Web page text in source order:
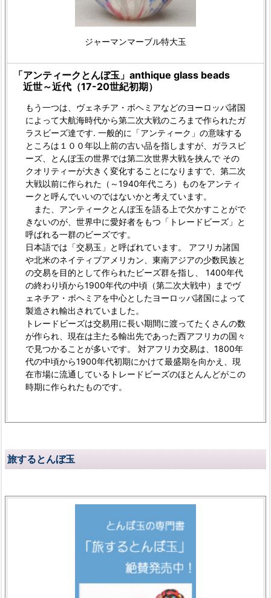
ジャーマンマーブル特大玉
「アンティークとんぼ玉」anthique glass beads
近世～近代（17-20世紀初期）
もう一つは、ヴェネチア・ボヘミアなどのヨーロッパ諸国
によって大航海時代から第二次大戦のころまで作られたガ
ラスビーズ達です. 一般的に「アンティーク」の意味する
ところは１００年以上前の古い品を指しますが、ガラスビ
ーズ、とんぼ玉の世界では第二次世界大戦を挟んで その
クオリティーが大きく変化することになりますで、第二次
大戦以前に作られた（～1940年代ころ）ものをアンティ
ークと呼んでいいのではないかと考えています。
また、アンティークとんぼ玉を語る上で欠かすことがで
きないのが、世界中に愛好者をもつ「トレードビーズ」と
呼ばれる一群のビーズです。
日本語では「交易玉」と呼ばれています。 アフリカ諸国
や北米のネイティブアメリカン、東南アジアの少数民族と
の交易を目的として作られたビーズ群を指し、 1400年代
の終わり頃から1900年代の中頃（第二次大戦中）までヴ
ェネチア・ボヘミアを中心としたヨーロッパ諸国によって
製造され輸出されていました。
トレードビーズは交易用に長い期間に渡ってたくさんの数
が作られ、現在は主たる輸出先であった西アフリカの国々
で見つかることが多いです。 対アフリカ交易は、1800年
代の中頃から1900年代初期にかけて最盛期を向かえ、現
在市場に流通しているトレードビーズのほとんんどがこの
時期に作られたものです。
旅するとんぼ玉